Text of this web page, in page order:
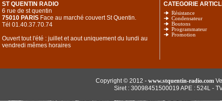
ST QUENTIN RADIO
6 rue de st quentin
75010 PARIS Face au marché couvert St Quentin.
Tél 01.40.37.70.74
Ouvert tout l'été : juillet et aout uniquement du lundi au
vendredi mêmes horaires
CATEGORIE
Résistance
Condensateur
Boutons
Programmateur
Promotion
Copyright © 2012 - www.stquentin-radio.com
Siret : 30098451500019 APE : 524L -